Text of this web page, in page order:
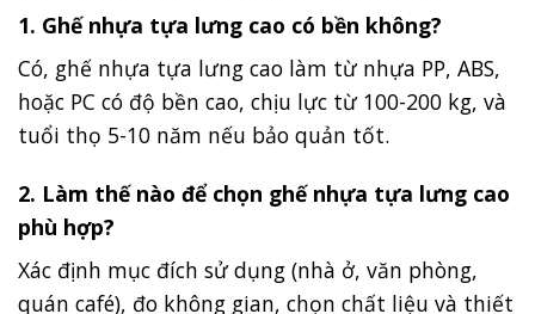
1. Ghế nhựa tựa lưng cao có bền không?
Có, ghế nhựa tựa lưng cao làm từ nhựa PP, ABS,
hoặc PC có độ bền cao, chịu lực từ 100-200 kg, và
tuổi thọ 5-10 năm nếu bảo quản tốt.
2. Làm thế nào để chọn ghế nhựa tựa lưng cao
phù hợp?
Xác định mục đích sử dụng (nhà ở, văn phòng,
quán café), đo không gian, chọn chất liệu và thiết